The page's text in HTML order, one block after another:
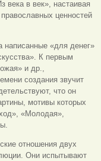
века в век», настаивая
ценностей
написанные «для денег»
К первым
и др.,
создания звучит
что он
мотивы которых
«Молодая»,
отношения двух
Они испытывают